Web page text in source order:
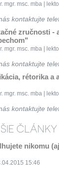
mgr. msc. mba |
kontaktujte
zručnosti -
mgr. msc. mba |
kontaktujte
rétorika a
mgr. msc. mba |
kontaktujte
ČLÁNKY
nikomu
15:46